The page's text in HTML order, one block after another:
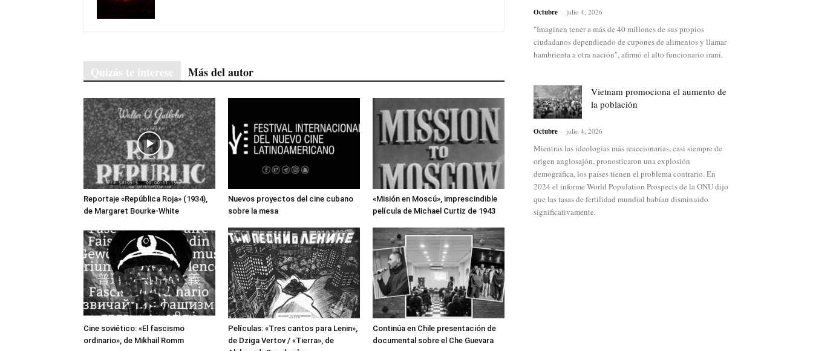
Quizás te interese Más del autor
Reportaje «República Roja» (1934),
de Margaret Bourke-White
Nuevos proyectos del cine cubano
sobre la mesa
«Misión en Moscú», imprescindible
película de Michael Curtiz de 1943
Cine soviético: «El fascismo
ordinario», de Mikhail Romm
Películas: «Tres cantos para Lenin»,
de Dziga Vertov / «Tierra», de
Continúa en Chile presentación de
documental sobre el Che Guevara
Octubre - julio 4, 2026
"Imaginen tener a más de 40 millones de sus propios
ciudadanos dependiendo de cupones de alimentos y llamar
hambrienta a otra nación", afirmó el alto funcionario iraní.
Vietnam promociona el aumento de
la población
Octubre - julio 4, 2026
Mientras las ideologías más reaccionarias, casi siempre de
origen anglosajón, pronosticaron una explosión
demográfica, los países tienen el problema contrario. En
2024 el informe World Population Prospects de la ONU dijo
que las tasas de fertilidad mundial habían disminuido
significativamente.